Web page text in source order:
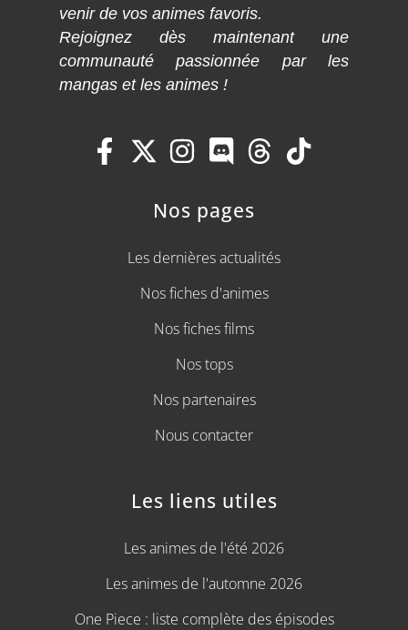
venir de vos animes favoris.
Rejoignez dès maintenant une
communauté passionnée par les
mangas et les animes !
Nos pages
Les dernières actualités
Nos fiches d'animes
Nos fiches films
Nos tops
Nos partenaires
Nous contacter
Les liens utiles
Les animes de l'été 2026
Les animes de l'automne 2026
One Piece : liste complète des épisodes